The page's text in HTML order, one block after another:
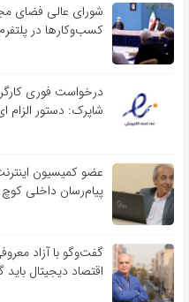
کسب‌و‌کارها در
درخواست فوری
شاپرک: دستور الزام
عضو کمیسیون
پیام‌رسان داخلی
گفت‌و‌گو با آزاد
اقتصاد دیجیتال